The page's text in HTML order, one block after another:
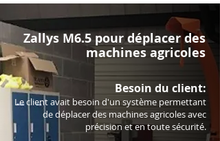
Zallys M6.5 pour déplacer des
machines agricoles
Besoin du client:
Le client avait besoin d'un système permettant
de déplacer des machines agricoles avec
précision et en toute sécurité.